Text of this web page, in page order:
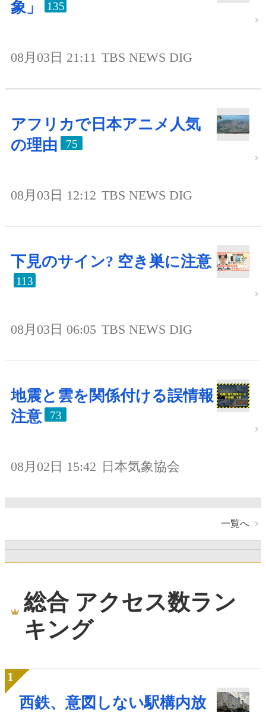
象」 135
08月03日 21:11 TBS NEWS DIG
アフリカで日本アニメ人気
の理由
75
08月03日 12:12 TBS NEWS DIG
下見のサイン? 空き巣に注意
113
08月03日 06:05 TBS NEWS DIG
地震と雲を関係付ける誤情報
注意
73
08月02日 15:42 日本気象協会
一覧へ
総合 アクセス数ラン
キング
西鉄、意図しない駅構内放